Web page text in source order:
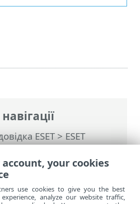
ESET>ESET
SharePoint>
> Оновлення
account, your cookies
use cookies to give you the best
analyze our website traffic,